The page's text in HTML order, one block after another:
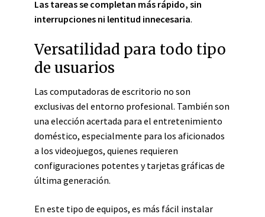
Las tareas se completan más rápido, sin
interrupciones ni lentitud innecesaria.
Versatilidad para todo tipo
de usuarios
Las computadoras de escritorio no son
exclusivas del entorno profesional. También son
una elección acertada para el entretenimiento
doméstico, especialmente para los aficionados
a los videojuegos, quienes requieren
configuraciones potentes y tarjetas gráficas de
última generación.
En este tipo de equipos, es más fácil instalar